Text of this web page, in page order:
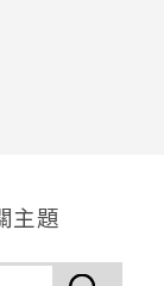
主題